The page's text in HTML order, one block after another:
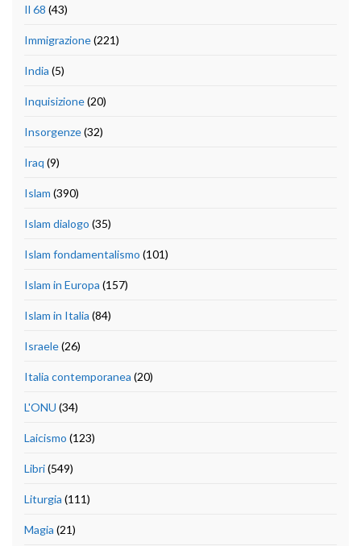
Il 68 (43)
Immigrazione(221)
India (5)
Inquisizione(20)
Insorgenze(32)
Iraq (9)
Islam (390)
Islam dialogo (35)
Islam fondamentalismo (101)
Islam in Europa (157)
Islam in Italia (84)
Israele(26)
Italia contemporanea (20)
L'ONU (34)
Laicismo (123)
Libri(549)
Liturgia (111)
Magia (21)